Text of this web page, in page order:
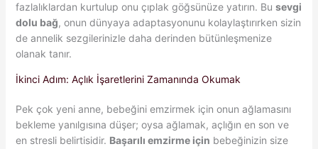
fazlalıklardan kurtulup onu çıplak göğsünüze yatırın. Bu sevgi
dolu bağ, onun dünyaya adaptasyonunu kolaylaştırırken sizin
de annelik sezgilerinizle daha derinden bütünleşmenize
olanak tanır.
İkinci Adım: Açlık İşaretlerini Zamanında Okumak
Pek çok yeni anne, bebeğini emzirmek için onun ağlamasını
bekleme yanılgısına düşer; oysa ağlamak, açlığın en son ve
en stresli belirtisidir. Başarılı emzirme için bebeğinizin size